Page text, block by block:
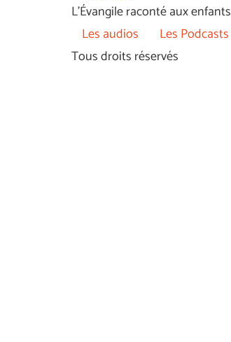
L’Évangile raconté aux enfants
Les audios
Les Podcasts
Tous droits réservés